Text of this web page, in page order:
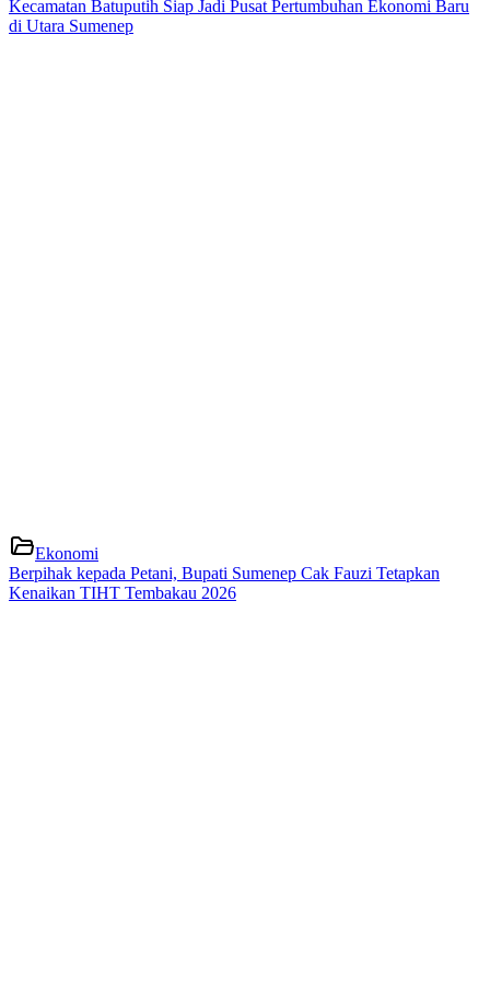
Kecamatan Batuputih Siap Jadi Pusat Pertumbuhan Ekonomi Baru
di Utara Sumenep
Ekonomi
Berpihak kepada Petani, Bupati Sumenep Cak Fauzi Tetapkan
Kenaikan TIHT Tembakau 2026